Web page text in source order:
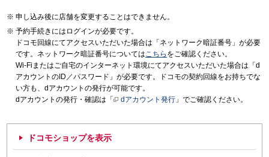
申し込み後に店舗を変更することはできません。
予約手続きにはログインが必要です。
ドコモ回線にてアクセスいただいた場合は「ネットワーク暗証番号」が必要
です。ネットワーク暗証番号についてはこちら をご確認ください。
Wi-Fiまたはご自宅のインターネット環境にてアクセスいただいた場合は「d
アカウントのID／パスワード」が必要です。ドコモの契約回線をお持ちでな
い方も、dアカウントの発行が可能です。
dアカウントの発行・確認は「
dアカウント発行 」でご確認ください。
ドコモショップを表示